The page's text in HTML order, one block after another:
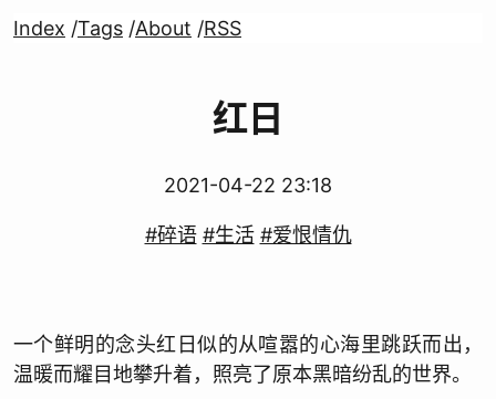
Index /Tags /About /RSS
红日
2021-04-22 23:18
#碎语 #生活 #爱恨情仇
一个鲜明的念头红日似的从喧嚣的心海里跳跃而出，
温暖而耀目地攀升着，照亮了原本黑暗纷乱的世界。